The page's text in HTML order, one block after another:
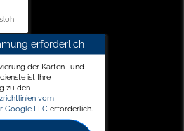
erforderlich
der Karten- und
ist Ihre
zu den
vom
Google LLC erforderlich.